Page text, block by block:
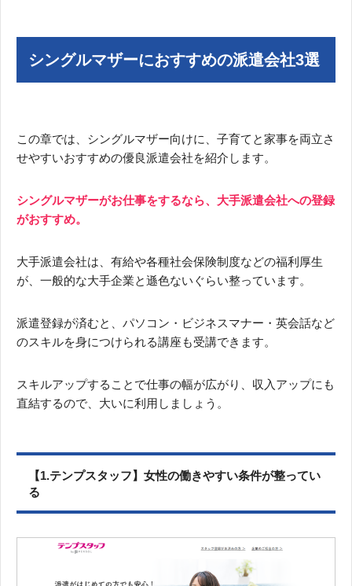
シングルマザーにおすすめの派遣会社3選
この章では、シングルマザー向けに、子育てと家事を両立さ
せやすいおすすめの優良派遣会社を紹介します。
シングルマザーがお仕事をするなら、大手派遣会社への登録
がおすすめ。
大手派遣会社は、有給や各種社会保険制度などの福利厚生
が、一般的な大手企業と遜色ないぐらい整っています。
派遣登録が済むと、パソコン・ビジネスマナー・英会話など
のスキルを身につけられる講座も受講できます。
スキルアップすることで仕事の幅が広がり、収入アップにも
直結するので、大いに利用しましょう。
【1.テンプスタッフ】女性の働きやすい条件が整ってい
る